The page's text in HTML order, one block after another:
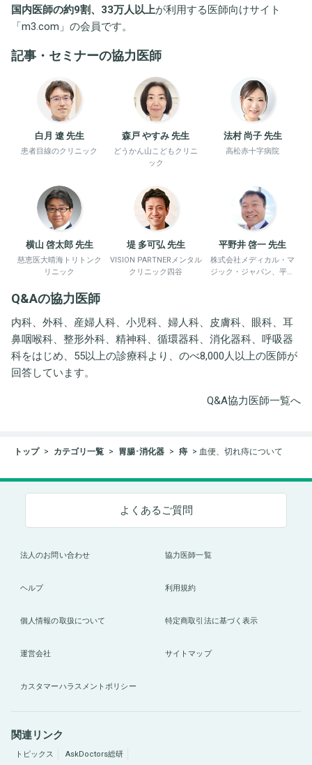
国内医師の約9割、33万人以上が利用する医師向けサイト
「m3.com 」の会員です。
記事・セミナーの協力医師
白月 遼 先生
患者目線のクリニック
森戸 やすみ 先生
どうかん山こどもクリニ
ック
法村 尚子 先生
高松赤十字病院
横山 啓太郎 先生
慈恵医大晴海トリトンク
リニック
堤 多可弘 先生
VISION PARTNERメンタル
クリニック四谷
平野井 啓一 先生
株式会社メディカル・マ
ジック・ジャパン、平野
Q&Aの協力医師
内科、外科、産婦人科、小児科、婦人科、皮膚科、眼科、耳
鼻咽喉科、整形外科、精神科、循環器科、消化器科、呼吸器
科をはじめ、55以上の診療科より、のべ8,000人以上の医師が
回答しています。
Q&A協力医師一覧へ
トップ カテゴリ一覧 胃腸･消化器 痔 血便、切れ痔について
よくあるご質問
法人のお問い合わせ 協力医師一覧
ヘルプ 利用規約
個人情報の取扱について 特定商取引法に基づく表示
運営会社 サイトマップ
カスタマーハラスメントポリシー
関連リンク
トピックス AskDoctors総研